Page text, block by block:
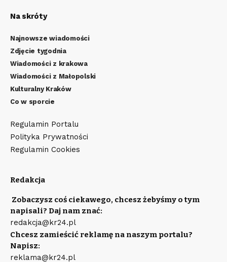
Na skróty
Najnowsze wiadomości
Zdjęcie tygodnia
Wiadomości z krakowa
Wiadomości z Małopolski
Kulturalny Kraków
Co w sporcie
Regulamin Portalu
Polityka Prywatności
Regulamin Cookies
Redakcja
Zobaczysz coś ciekawego, chcesz żebyśmy o tym
napisali? Daj nam znać:
redakcja@kr24.pl
Chcesz zamieścić reklamę na naszym portalu?
Napisz:
reklama@kr24.pl